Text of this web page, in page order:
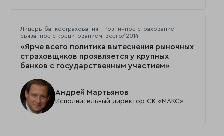
Лидеры банкострахования - Розничное страхование
связанное с кредитованием, всего/2014
«Ярче всего политика вытеснения рыночных
страховщиков проявляется у крупных
банков с государственным участием»
Андрей Мартьянов
Исполнительный директор СК «МАКС»